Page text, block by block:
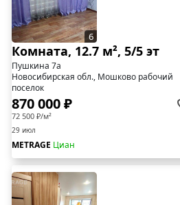
6
Комната, 12.7 м², 5/5 эт
Пушкина 7а
Новосибирская обл., Мошково рабочий
поселок
870 000 ₽
72 500 ₽/м²
29 июл
METRAGE Циан